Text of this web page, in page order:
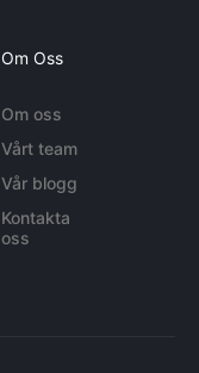
Om Oss
Om oss
Vårt team
Vår blogg
Kontakta
oss